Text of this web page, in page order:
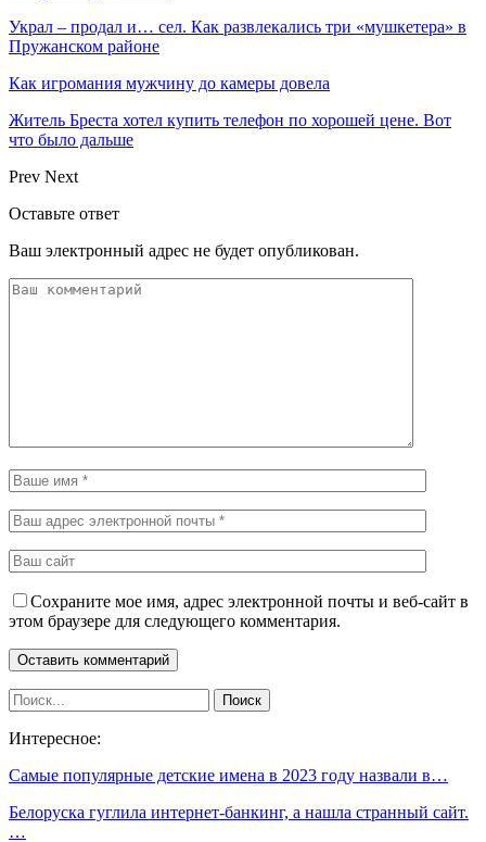
Украл – продал и… сел. Как развлекались три «мушкетера» в
Пружанском районе
Как игромания мужчину до камеры довела
Житель Бреста хотел купить телефон по хорошей цене. Вот
что было дальше
Prev Next
Оставьте ответ
Ваш электронный адрес не будет опубликован.
Сохраните мое имя, адрес электронной почты и веб-сайт в
этом браузере для следующего комментария.
Интересное:
Самые популярные детские имена в 2023 году назвали в…
Белоруска гуглила интернет-банкинг, а нашла странный сайт.
…